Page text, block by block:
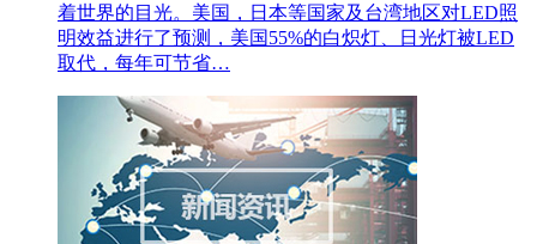
着世界的目光。美国，日本等国家及台湾地区对LED照
明效益进行了预测，美国55%的白炽灯、日光灯被LED
取代，每年可节省…